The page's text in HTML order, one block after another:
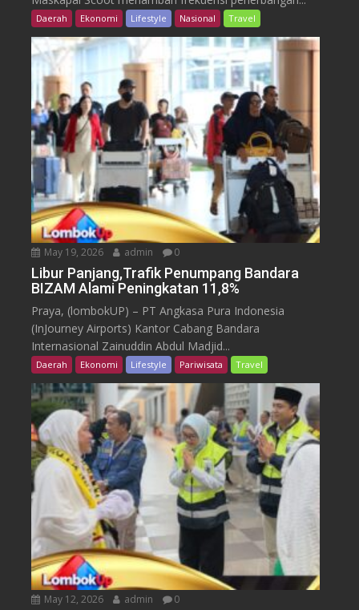
Daerah Ekonomi Lifestyle Nasional Travel
May 19, 2026 admin 0
Libur Panjang,Trafik Penumpang Bandara
BIZAM Alami Peningkatan 11,8%
Praya, (lombokUP) – PT Angkasa Pura Indonesia
(InJourney Airports) Kantor Cabang Bandara
Internasional Zainuddin Abdul Madjid...
Daerah Ekonomi Lifestyle Pariwisata Travel
May 12, 2026 admin 0